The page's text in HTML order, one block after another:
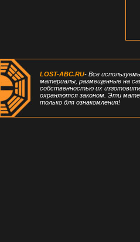
LOST-ABC.RU- Все
материалы, размещенные на
собственностью их
охраняются законом. Эти
только для ознакомления!